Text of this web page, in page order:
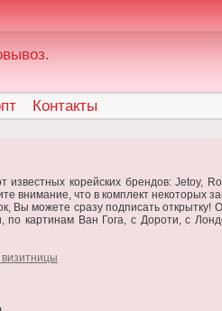
Контакты
известных корейских брендов: Jetoy,
внимание, что в комплект некоторых
Вы можете сразу подписать открытку!
картинам Ван Гога, с Дороти, с